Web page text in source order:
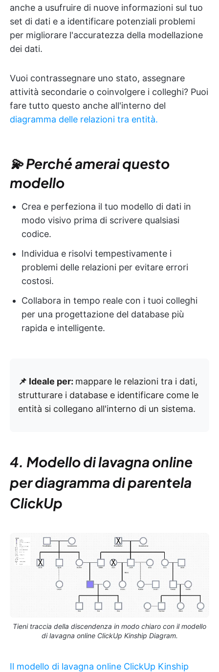
anche a usufruire di nuove informazioni sul tuo
set di dati e a identificare potenziali problemi
per migliorare l'accuratezza della modellazione
dei dati.
Vuoi contrassegnare uno stato, assegnare
attività secondarie o coinvolgere i colleghi? Puoi
fare tutto questo anche all'interno del
diagramma delle relazioni tra entità.
💫 Perché amerai questo
modello
Crea e perfeziona il tuo modello di dati in
modo visivo prima di scrivere qualsiasi
codice.
Individua e risolvi tempestivamente i
problemi delle relazioni per evitare errori
costosi.
Collabora in tempo reale con i tuoi colleghi
per una progettazione del database più
rapida e intelligente.
📌 Ideale per: mappare le relazioni tra i dati,
strutturare i database e identificare come le
entità si collegano all'interno di un sistema.
4. Modello di lavagna online
per diagramma di parentela
ClickUp
Tieni traccia della discendenza in modo chiaro con il modello
di lavagna online ClickUp Kinship Diagram.
Il modello di lavagna online ClickUp Kinship